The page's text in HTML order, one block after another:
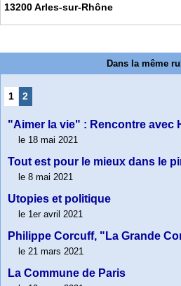
13200 Arles-sur-Rhône
Dans la même
1 2
"Aimer la vie" : Rencontre avec
le 18 mai 2021
Tout est pour le mieux dans le
le 8 mai 2021
Utopies et politique
le 1er avril 2021
Philippe Corcuff, "La Grande
le 21 mars 2021
La Commune de Paris